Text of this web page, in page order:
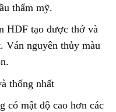
thẩm mỹ.
HDF tạo được thớ và
Ván nguyên thủy màu
thống nhất
có mật độ cao hơn các